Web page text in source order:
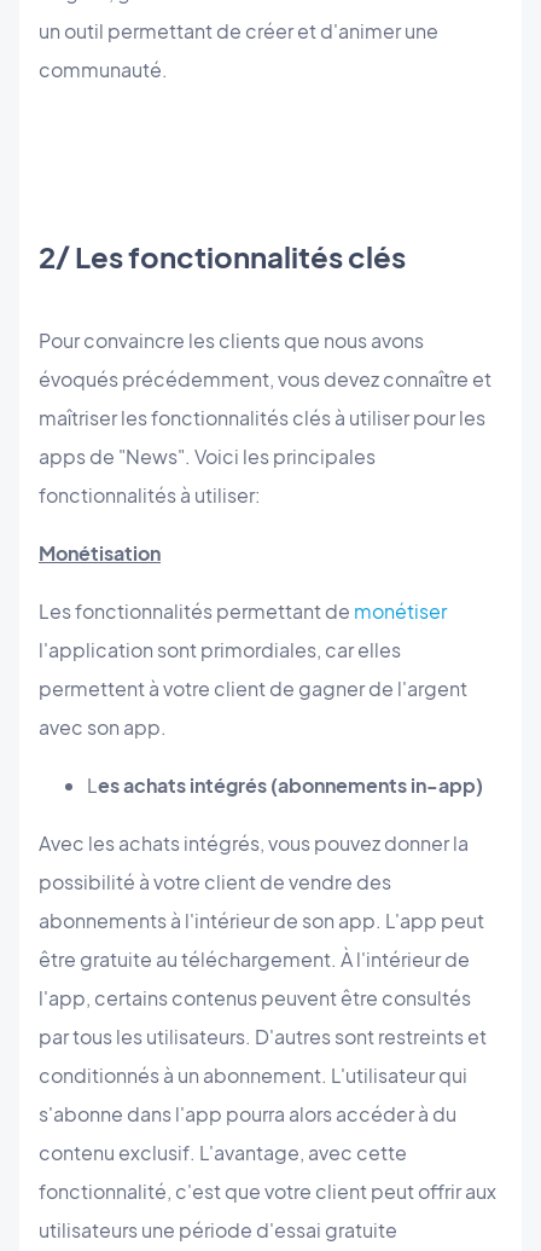
un outil permettant de créer et d'animer une
communauté.
2/ Les fonctionnalités clés
Pour convaincre les clients que nous avons
évoqués précédemment, vous devez connaître et
maîtriser les fonctionnalités clés à utiliser pour les
apps de "News". Voici les principales
fonctionnalités à utiliser:
Monétisation
Les fonctionnalités permettant de monétiser
l'application sont primordiales, car elles
permettent à votre client de gagner de l'argent
avec son app.
Les achats intégrés (abonnements in-app)
Avec les achats intégrés, vous pouvez donner la
possibilité à votre client de vendre des
abonnements à l'intérieur de son app. L'app peut
être gratuite au téléchargement. À l'intérieur de
l'app, certains contenus peuvent être consultés
par tous les utilisateurs. D'autres sont restreints et
conditionnés à un abonnement. L'utilisateur qui
s'abonne dans l'app pourra alors accéder à du
contenu exclusif. L'avantage, avec cette
fonctionnalité, c'est que votre client peut offrir aux
utilisateurs une période d'essai gratuite